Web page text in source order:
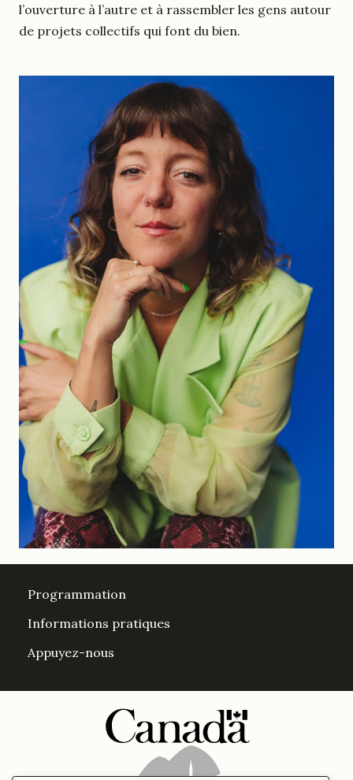
l’ouverture à l’autre et à rassembler les gens autour
de projets collectifs qui font du bien.
Programmation
Informations pratiques
Appuyez-nous